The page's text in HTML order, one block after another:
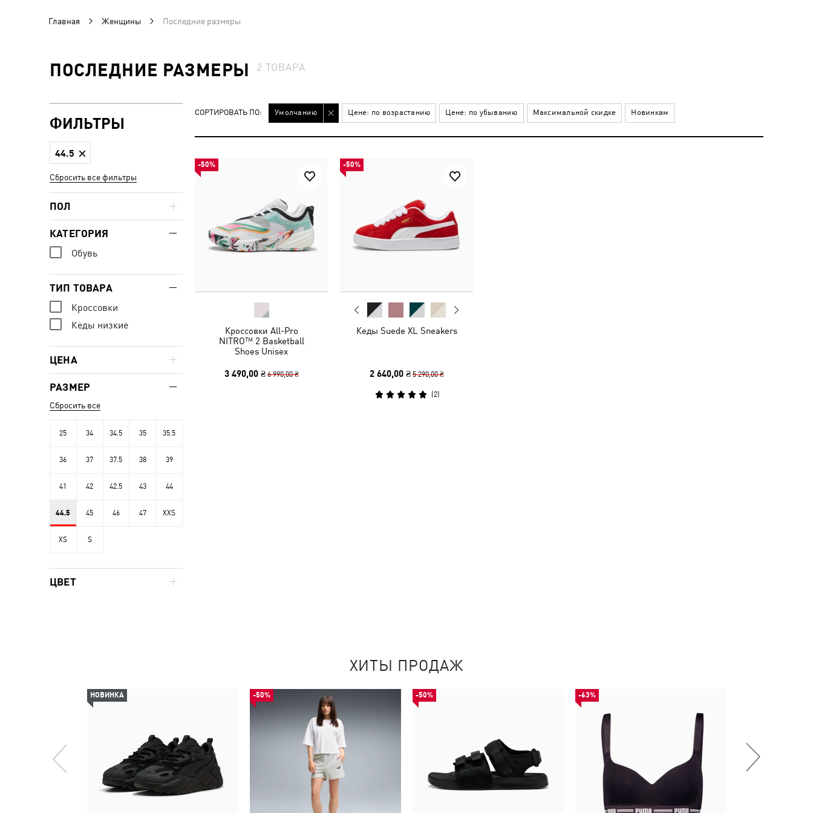
Главная Женщины Последние размеры
ПОСЛЕДНИЕ РАЗМЕРЫ 2 ТОВАРА
СОРТИРОВАТЬ ПО: Умолчанию Цене: по возрастанию Цене: по убыванию Максимальной скидке Новинкам
-50%
Кроссовки All-Pro
NITRO™ 2 Basketball
Shoes Unisex
3 490,00 ₴ 6 990,00 ₴
-50%
Кеды Suede XL Sneakers
2 640,00 ₴ 5 290,00 ₴
(2)
ФИЛЬТРЫ
44.5
Сбросить все фильтры
ПОЛ
КАТЕГОРИЯ
Обувь
ТИП ТОВАРА
Кроссовки
Кеды низкие
ЦЕНА
РАЗМЕР
Сбросить все
25 34 34.5 35 35.5
36 37 37.5 38 39
41 42 42.5 43 44
44.5 45 46 47 XXS
XS S
ЦВЕТ
ХИТЫ ПРОДАЖ
НОВИНКА -50% -50% -63%